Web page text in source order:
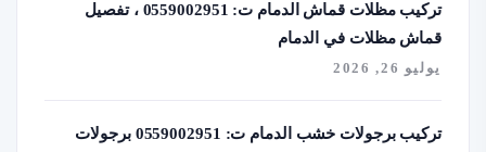
تركيب مظلات قماش الدمام ت: 0559002951 ، تفصيل
قماش مظلات في الدمام
يوليو 26, 2026
تركيب برجولات خشب الدمام ت: 0559002951 برجولات